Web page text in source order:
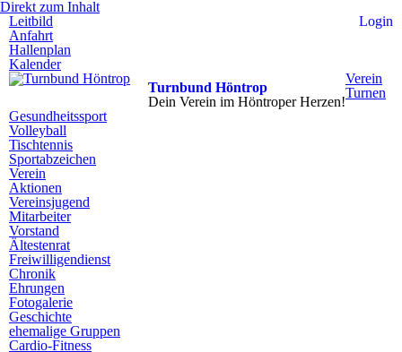
Direkt zum Inhalt
Login
Leitbild
Anfahrt
Hallenplan
Kalender
Turnbund Höntrop
Dein Verein im Höntroper Herzen!
Verein
Turnen
Gesundheitssport
Volleyball
Tischtennis
Sportabzeichen
Verein
Aktionen
Vereinsjugend
Mitarbeiter
Vorstand
Ältestenrat
Freiwilligendienst
Chronik
Ehrungen
Fotogalerie
Geschichte
ehemalige Gruppen
Cardio-Fitness